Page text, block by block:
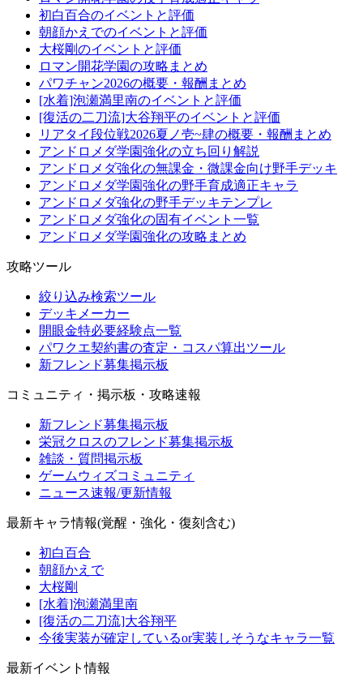
初白百合のイベントと評価
朝顔かえでのイベントと評価
大桜剛のイベントと評価
ロマン開花学園の攻略まとめ
パワチャン2026の概要・報酬まとめ
[水着]泡瀬満里南のイベントと評価
[復活の二刀流]大谷翔平のイベントと評価
リアタイ段位戦2026夏ノ壱~肆の概要・報酬まとめ
アンドロメダ学園強化の立ち回り解説
アンドロメダ強化の無課金・微課金向け野手デッキ
アンドロメダ学園強化の野手育成適正キャラ
アンドロメダ強化の野手デッキテンプレ
アンドロメダ強化の固有イベント一覧
アンドロメダ学園強化の攻略まとめ
攻略ツール
絞り込み検索ツール
デッキメーカー
開眼金特必要経験点一覧
パワクエ契約書の査定・コスパ算出ツール
新フレンド募集掲示板
コミュニティ・掲示板・攻略速報
新フレンド募集掲示板
栄冠クロスのフレンド募集掲示板
雑談・質問掲示板
ゲームウィズコミュニティ
ニュース速報/更新情報
最新キャラ情報(覚醒・強化・復刻含む)
初白百合
朝顔かえで
大桜剛
[水着]泡瀬満里南
[復活の二刀流]大谷翔平
今後実装が確定しているor実装しそうなキャラ一覧
最新イベント情報